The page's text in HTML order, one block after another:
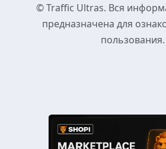
© Traffic Ultras. Вся
предназначена для
пользования.